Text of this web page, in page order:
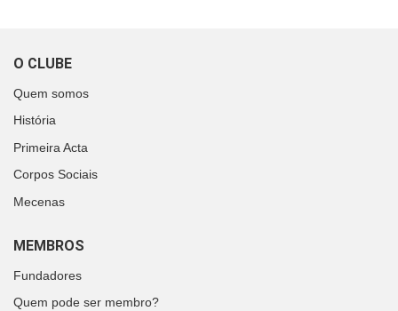
O CLUBE
Quem somos
História
Primeira Acta
Corpos Sociais
Mecenas
MEMBROS
Fundadores
Quem pode ser membro?